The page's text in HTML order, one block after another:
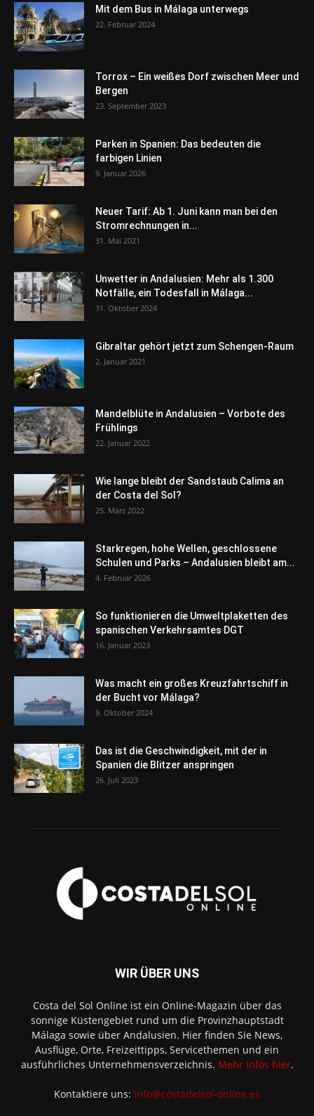
Mit dem Bus in Málaga unterwegs
22. Februar 2024
Torrox – Ein weißes Dorf zwischen Meer und
Bergen
23. September 2023
Parken in Spanien: Das bedeuten die
farbigen Linien
9. Januar 2026
Neuer Tarif: Ab 1. Juni kann man bei den
Stromrechnungen in...
31. Mai 2021
Unwetter in Andalusien: Mehr als 1.300
Notfälle, ein Todesfall in Málaga...
31. Oktober 2024
Gibraltar gehört jetzt zum Schengen-Raum
2. Januar 2021
Mandelblüte in Andalusien – Vorbote des
Frühlings
22. Januar 2022
Wie lange bleibt der Sandstaub Calima an
der Costa del Sol?
25. März 2022
Starkregen, hohe Wellen, geschlossene
Schulen und Parks – Andalusien bleibt am...
4. Februar 2026
So funktionieren die Umweltplaketten des
spanischen Verkehrsamtes DGT
16. Januar 2023
Was macht ein großes Kreuzfahrtschiff in
der Bucht vor Málaga?
9. Oktober 2024
Das ist die Geschwindigkeit, mit der in
Spanien die Blitzer anspringen
26. Juli 2023
WIR ÜBER UNS
Costa del Sol Online ist ein Online-Magazin über das
sonnige Küstengebiet rund um die Provinzhauptstadt
Málaga sowie über Andalusien. Hier finden Sie News,
Ausflüge, Orte, Freizeittipps, Servicethemen und ein
ausführliches Unternehmensverzeichnis. Mehr Infos hier.
Kontaktiere uns: info@costadelsol-online.es